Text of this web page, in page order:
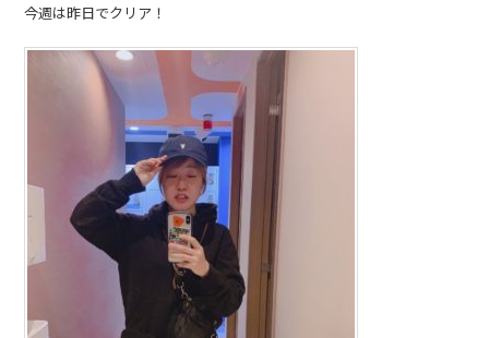
今週は昨日でクリア！